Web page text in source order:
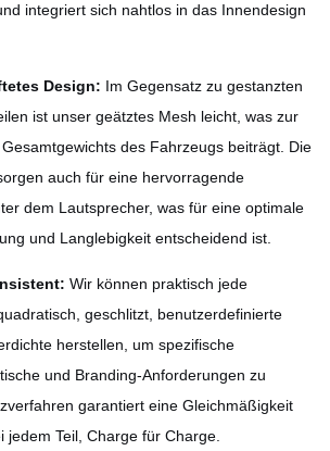
integriert sich nahtlos in das Innendesign
Design: Im Gegensatz zu gestanzten
ist unser geätztes Mesh leicht, was zur
des Fahrzeugs beiträgt. Die
auch für eine hervorragende
dem Lautsprecher, was für eine optimale
und Langlebigkeit entscheidend ist.
Wir können praktisch jede
geschlitzt, benutzerdefinierte
herstellen, um spezifische
und Branding-Anforderungen zu
garantiert eine Gleichmäßigkeit
jedem Teil, Charge für Charge.